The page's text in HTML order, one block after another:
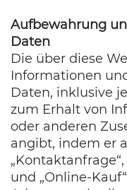
Aufbewahrung
Daten
Die über diese
Informationen
Daten, inklusive
zum Erhalt von
oder anderen
angibt, indem er
„Kontaktanfrage“,
und „Online-